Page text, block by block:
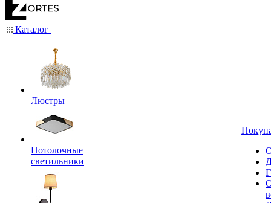
Каталог
Люстры
Потолочные
светильники